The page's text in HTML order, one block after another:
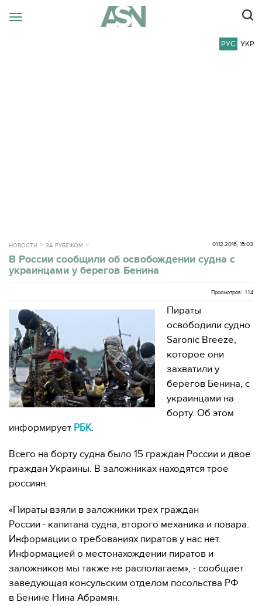
РУС УКР
НОВОСТИ ЗА РУБЕЖОМ 01.12.2016, 15:03
В России сообщили об освобождении судна с
украинцами у берегов Бенина
Просмотров: 114
Пираты
освободили судно
Saronic Breeze,
которое они
захватили у
берегов Бенина, с
украинцами на
борту. Об этом
информирует РБК.
Всего на борту судна было 15 граждан России и двое
граждан Украины. В заложниках находятся трое
россиян.
«Пираты взяли в заложники трех граждан
России - капитана судна, второго механика и повара.
Информации о требованиях пиратов у нас нет.
Информацией о местонахождении пиратов и
заложников мы также не располагаем», - сообщает
заведующая консульским отделом посольства РФ
в Бенине Нина Абрамян.